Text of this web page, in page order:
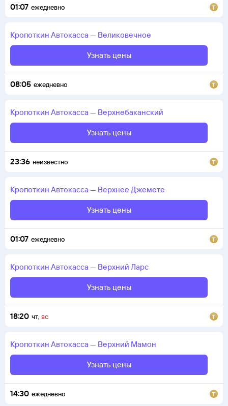
01:07 ежедневно
Кропоткин Автокасса — Великовечное
Узнать цены
08:05 ежедневно
Кропоткин Автокасса — Верхнебаканский
Узнать цены
23:36 неизвестно
Кропоткин Автокасса — Верхнее Джемете
Узнать цены
01:07 ежедневно
Кропоткин Автокасса — Верхний Ларс
Узнать цены
18:20 чт, вс
Кропоткин Автокасса — Верхний Мамон
Узнать цены
14:30 ежедневно